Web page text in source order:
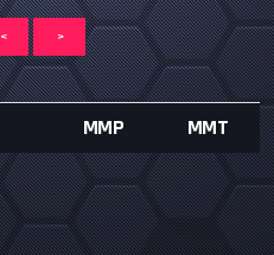
< >
MMP MMT